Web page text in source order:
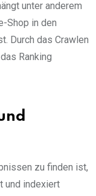
unter anderem
Shop in den
Durch das Crawlen
Ranking
zu finden ist,
und indexiert